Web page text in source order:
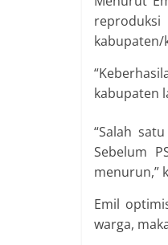
kabupaten/
kabupaten
“Salah
Sebelum
menurun,”
Emil
warga,